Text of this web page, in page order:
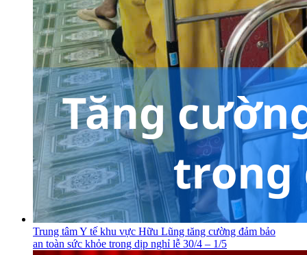
Trung tâm Y tế khu vực Hữu Lũng tăng cường đảm bảo
an toàn sức khỏe trong dịp nghỉ lễ 30/4 – 1/5